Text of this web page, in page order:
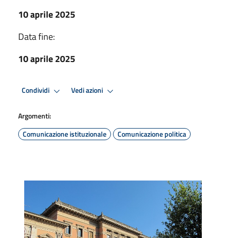
10 aprile 2025
Data fine:
10 aprile 2025
Condividi Vedi azioni
Argomenti:
Comunicazione istituzionale
Comunicazione politica